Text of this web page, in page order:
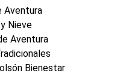
Aventura
Nieve
Aventura
Bienestar